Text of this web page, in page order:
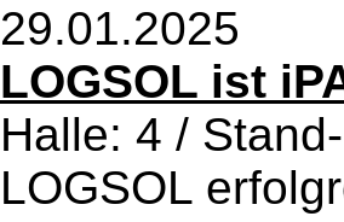
29.01.2025
LOGSOL ist
Halle: 4 /
LOGSOL